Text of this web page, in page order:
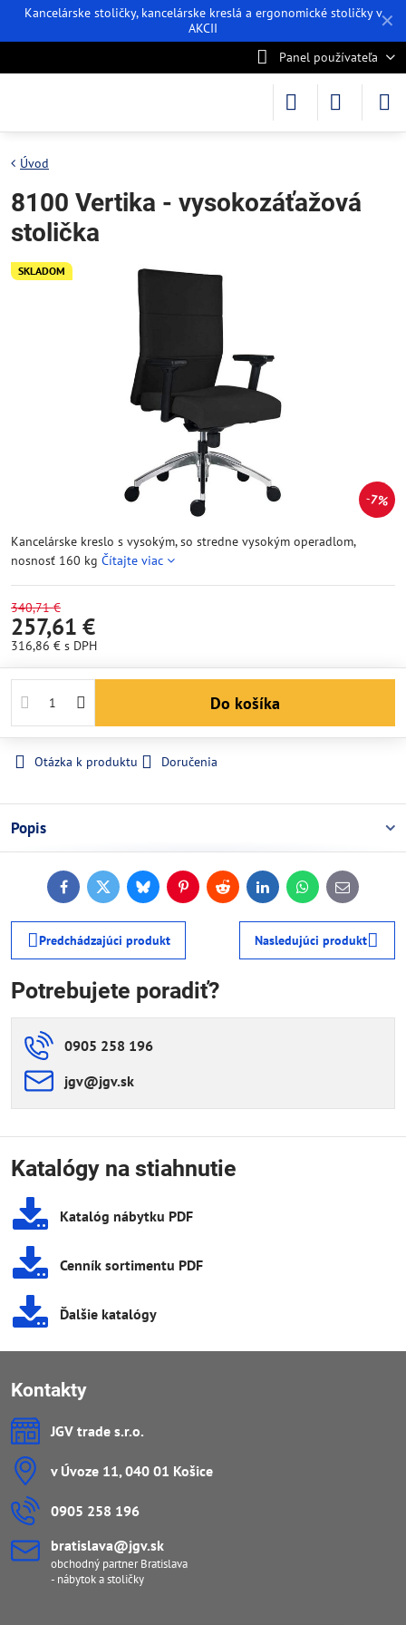
✕
Kancelárske stoličky, kancelárske kreslá a ergonomické stoličky v
AKCII
Panel používateľa
SKLADOM
7%
Úvod
8100 Vertika - vysokozáťažová
stolička
Kancelárske kreslo s vysokým, so stredne vysokým operadlom,
nosnosť 160 kg Čítajte viac
340,71 €
257,61 €
316,86 € s DPH
Do košíka
Otázka k produktu Doručenia
Popis
FacebookTwitterBlueskyPinterestReddit LinkedInWhatsApp
E-
mail
Predchádzajúci produkt Nasledujúci produkt
Potrebujete poradiť?
0905 258 196
jgv​@jgv​.sk
Katalógy na stiahnutie
Katalóg nábytku PDF
Cenník sortimentu PDF
Ďalšie katalógy
Kontakty
JGV trade s​.r​.o​.
v Úvoze 11, 040 01 Košice
0905 258 196
bratislava​@jgv​.sk
obchodný partner Bratislava
- nábytok a stoličky